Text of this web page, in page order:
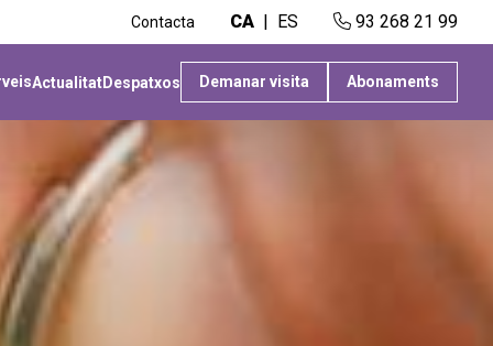
Contacta CA ES 93 268 21 99
ActualitatDespatxos Demanar visita Abonaments